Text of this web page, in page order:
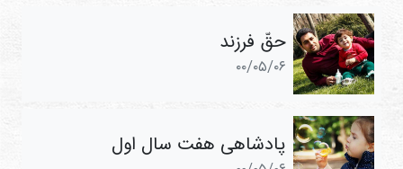
حقّ فرزند
۰۰/۰۵/۰۶
پادشاهی هفت سال اول